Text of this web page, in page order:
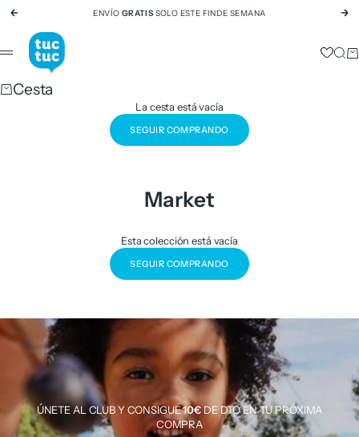
Ir al contenido
Anterior ENVÍO GRATIS SOLO ESTE FINDE SEMANA
tuc tuc
Menú
Cesta
La cesta está vacía
SEGUIR COMPRANDO
Market
Esta colección está vacía
SEGUIR COMPRANDO
ÚNETE AL CLUB Y CONSIGUE10€DE DTO EN TU PRÓXIMA
COMPRA